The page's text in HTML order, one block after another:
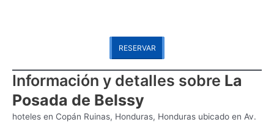
RESERVAR
Información y detalles sobre La
Posada de Belssy
hoteles en Copán Ruinas, Honduras, Honduras ubicado en Av.